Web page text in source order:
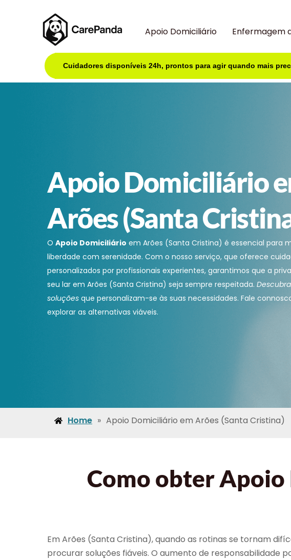
Apoio Domiciliário Enfermagem
Cuidadores disponíveis 24h, prontos para agir quando mais
Apoio Domiciliário
Arões (Santa
O Apoio Domiciliário em Arões (Santa Cristina) é essencial para
liberdade com serenidade. Com o nosso serviço, que oferece
personalizados por profissionais experientes, garantimos que a
seu lar em Arões (Santa Cristina) seja sempre respeitada.
soluções que personalizam-se às suas necessidades. Fale
explorar as alternativas viáveis.
Home » Apoio Domiciliário em Arões (Santa Cristina)
Como obter
Em Arões (Santa Cristina), quando as rotinas se tornam
procurar soluções fiáveis. O aumento de responsabilidade